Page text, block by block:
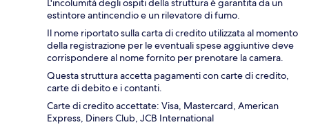
L'incolumità degli ospiti della struttura è garantita da un
estintore antincendio e un rilevatore di fumo.
Il nome riportato sulla carta di credito utilizzata al momento
della registrazione per le eventuali spese aggiuntive deve
corrispondere al nome fornito per prenotare la camera.
Questa struttura accetta pagamenti con carte di credito,
carte di debito e i contanti.
Carte di credito accettate: Visa, Mastercard, American
Express, Diners Club, JCB International